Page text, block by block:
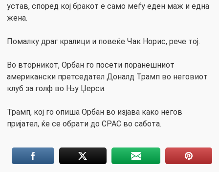
устав, според кој бракот е само меѓу еден маж и една
жена.
Помалку драг кралици и повеќе Чак Норис, рече тој.
Во вторникот, Орбан го посети поранешниот
американски претседател Доналд Трамп во неговиот
клуб за голф во Њу Џерси.
Трамп, кој го опиша Орбан во изјава како негов
пријател, ќе се обрати до CPAC во сабота.